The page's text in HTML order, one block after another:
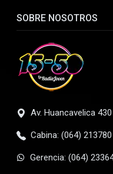
SOBRE NOSOTROS
Av. Huancavelica
Cabina: (064)
Gerencia: (064)